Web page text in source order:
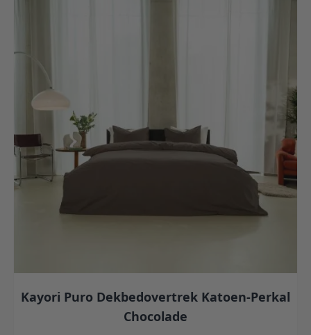
Kayori Puro Dekbedovertrek Katoen-Perkal
Chocolade